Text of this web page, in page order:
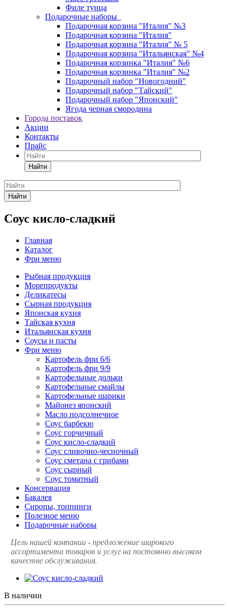
Филе тунца
Подарочные наборы
Подарочная корзина "Италия" №3
Подарочная корзина "Италия"
Подарочная корзина "Италия" № 5
Подарочная корзина "Итальянская" №4
Подарочная корзинка "Италия" №6
Подарочная корзинка "Италия" №2
Подарочный набор "Новогодний"
Подарочный набор "Тайский"
Подарочный набор "Японский"
Ягода черная смородина
Города поставок
Акции
Контакты
Прайс
Найти
Найти
Соус кисло-сладкий
Главная
Каталог
Фри меню
Рыбная продукция
Морепродукты
Деликатесы
Сырная продукция
Японская кухня
Тайская кухня
Итальянская кухня
Соусы и пасты
Фри меню
Картофель фри 6/6
Картофель фри 9/9
Картофельные дольки
Картофельные смайлы
Картофельные шарики
Майонез японский
Масло подсолнечное
Соус барбекю
Соус горчичный
Соус кисло-сладкий
Соус сливочно-чесночный
Соус сметана с грибами
Соус сырный
Соус томатный
Консервация
Бакалея
Сиропы, топпинги
Полезное меню
Подарочные наборы
Цель нашей компании - предложение широкого
ассортимента товаров и услуг на постоянно высоком
качестве обслуживания.
В наличии